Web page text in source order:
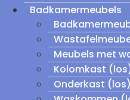
Badkamermeubels
Meubels met
Kolomkast
Onderkast (los)